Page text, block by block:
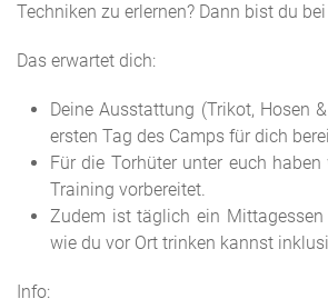
Techniken zu erlernen? Dann bist du
Das erwartet dich:
Deine Ausstattung (Trikot, Hosen
ersten Tag des Camps für dich
Für die Torhüter unter euch
Training vorbereitet.
Zudem ist täglich ein
wie du vor Ort trinken kannst
Info: